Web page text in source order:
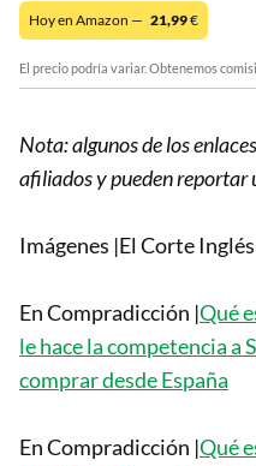
Hoy en Amazon — 21,99€
El precio podría variar. Obtenemos
Nota: algunos de los
afiliados y pueden reportar
Imágenes |El Corte Inglés
En Compradicción |Qué
le hace la competencia a
comprar desde España
En Compradicción |Qué